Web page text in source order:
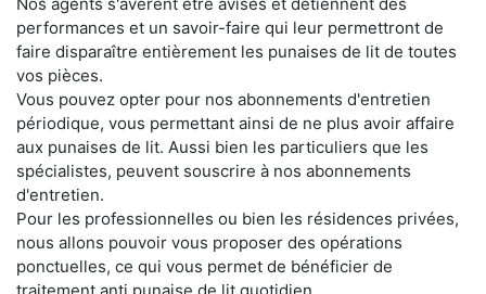
performances et un savoir-faire qui leur permettront de
faire disparaître entièrement les punaises de lit de toutes
vos pièces.
Vous pouvez opter pour nos abonnements d'entretien
périodique, vous permettant ainsi de ne plus avoir affaire
aux punaises de lit. Aussi bien les particuliers que les
spécialistes, peuvent souscrire à nos abonnements
d'entretien.
Pour les professionnelles ou bien les résidences privées,
nous allons pouvoir vous proposer des opérations
ponctuelles, ce qui vous permet de bénéficier de
traitement anti punaise de lit quotidien.